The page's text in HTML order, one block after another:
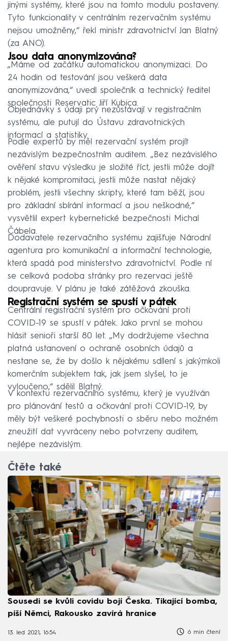
jinými systémy, které jsou na tomto modulu postaveny.
Tyto funkcionality v centrálním rezervačním systému
nejsou umožněny,“ řekl ministr zdravotnictví Jan Blatný
(za ANO).
Jsou data anonymizována?
„Máme od začátku automatickou anonymizaci. Do
24 hodin od testování jsou veškerá data
anonymizována,“ uvedl společník a technický ředitel
společnosti Reservatic Jiří Kubica.
Objednávky s údaji prý nezůstávají v registračním
systému, ale putují do Ústavu zdravotnických
informací a statistiky.
Podle expertů by měl rezervační systém projít
nezávislým bezpečnostním auditem. „Bez nezávislého
ověření stavu výsledku je složité říct, jestli může dojít
k nějaké kompromitaci, jestli může nastat nějaký
problém, jestli všechny skripty, které tam běží, jsou
pro základní sbírání informací a jsou neškodné,“
vysvětlil expert kybernetické bezpečnosti Michal
Čábela.
Dodavatele rezervačního systému zajišťuje Národní
agentura pro komunikační a informační technologie,
která spadá pod ministerstvo zdravotnictví. Podle ní
se celková podoba stránky pro rezervaci ještě
doupravuje. V plánu je také zátěžová zkouška.
Registrační systém se spustí v pátek
Centrální registrační systém pro očkování proti
COVID-19 se spustí v pátek. Jako první se mohou
hlásit senioři starší 80 let. „My dodržujeme všechna
platná ustanovení o ochraně osobních údajů a
nestane se, že by došlo k nějakému sdílení s jakýmkoli
komerčním subjektem tak, jak jsem slyšel, to je
vyloučeno,“ sdělil Blatný.
V kontextu rezervačního systému, který je využíván
pro plánování testů a očkování proti COVID-19, by
měly být veškeré pochybnosti o sběru nebo možném
zneužití dat vyvráceny nebo potvrzeny auditem,
nejlépe nezávislým.
Čtěte také
Sousedi se kvůli covidu bojí Česka. Tikající bomba,
píší Němci, Rakousko zavírá hranice
13. led 2021, 16:54 6 min čtení